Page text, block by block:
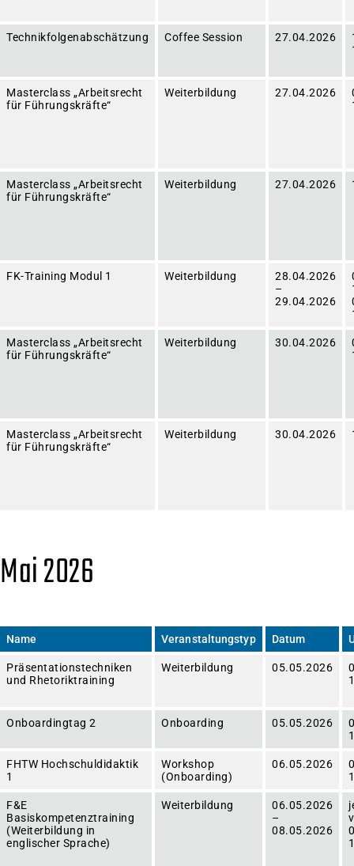
Technikfolgenabschätzung Coffee Session 27.04.2026
Masterclass „Arbeitsrecht
für Führungskräfte“
Weiterbildung 27.04.2026
Masterclass „Arbeitsrecht
für Führungskräfte“
Weiterbildung 27.04.2026
FK-Training Modul 1 Weiterbildung
28.04.2026
–
29.04.2026
Masterclass „Arbeitsrecht
für Führungskräfte“
Weiterbildung 30.04.2026
Masterclass „Arbeitsrecht
für Führungskräfte“
Weiterbildung 30.04.2026
Mai 2026
Name Veranstaltungstyp Datum
Präsentationstechniken
und Rhetoriktraining
Weiterbildung 05.05.2026
Onboardingtag 2 Onboarding 05.05.2026
FHTW Hochschuldidaktik
1
Workshop
(Onboarding)
06.05.2026
F&E
Basiskompetenztraining
(Weiterbildung in
englischer Sprache)
Weiterbildung
06.05.2026
–
08.05.2026